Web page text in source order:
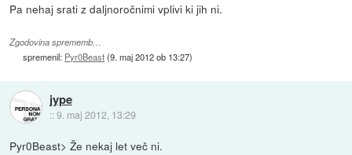
Pa nehaj srati z daljnoročnimi vplivi ki jih ni.
Zgodovina sprememb…
spremenil: Pyr0Beast(9. maj 2012 ob 13:27)
jype
::9. maj 2012, 13:29
Pyr0Beast> Že nekaj let več ni.